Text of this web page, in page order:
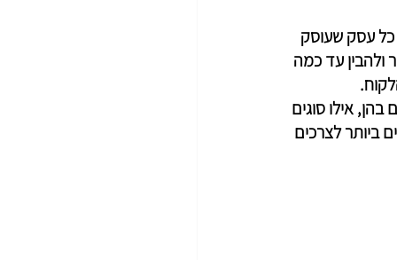
כל עסק שעוסק
ולהבין עד כמה
אילו סוגים
ביותר לצרכים